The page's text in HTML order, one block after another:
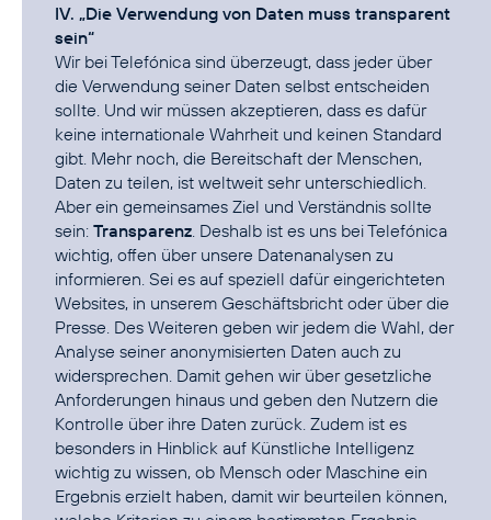
IV. „Die Verwendung von Daten muss transparent
sein“
Wir bei Telefónica sind überzeugt, dass jeder über
die Verwendung seiner Daten selbst entscheiden
sollte. Und wir müssen akzeptieren, dass es dafür
keine internationale Wahrheit und keinen Standard
gibt. Mehr noch, die Bereitschaft der Menschen,
Daten zu teilen, ist weltweit sehr unterschiedlich.
Aber ein gemeinsames Ziel und Verständnis sollte
sein: Transparenz . Deshalb ist es uns bei Telefónica
wichtig, offen über unsere Datenanalysen zu
informieren. Sei es auf speziell dafür eingerichteten
Websites, in unserem Geschäftsbricht oder über die
Presse. Des Weiteren geben wir jedem die Wahl, der
Analyse seiner anonymisierten Daten auch zu
widersprechen. Damit gehen wir über gesetzliche
Anforderungen hinaus und geben den Nutzern die
Kontrolle über ihre Daten zurück. Zudem ist es
besonders in Hinblick auf Künstliche Intelligenz
wichtig zu wissen, ob Mensch oder Maschine ein
Ergebnis erzielt haben, damit wir beurteilen können,